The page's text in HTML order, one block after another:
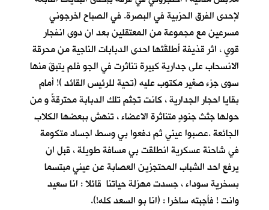
لإحدى الفرق الحزبية في البصرة. في الصباح اخرجوني
مسرعين مع مجموعة من المعتقلين بعد ان دوى انفجار
قوي ، اثر قذيفة أطلقَتْها احدى الدبابات الناجية من محرقة
الانسحاب على جدارية كبيرة تناثرت في الجو فلم يتبقَ منها
سوى جزء صغير مكتوب عليه (تحية للرئيس القائد )! أمام
بقايا احجار الجدارية ، كانت تجثم تلك الدبابة محترقةً و من
حولها جثث جنودٍ متناثرة الاعضاء ، تنهش ببعضها الكلاب
الجائعة .عصبوا عيني ثم دفعوا بي وسط اجساد متكومة
في شاحنة عسكرية انطلقت بي مسافة طويلة ، قبل ان
يرفع احد الشباب المحتجزين العصابة عن عيني مبتسما
بسخرية سوداء ، جسدت مهزلة حياتنا قائلا : انا سعيد
وانت ! فأجبته ساخرا : (انا بو السعد كله!).